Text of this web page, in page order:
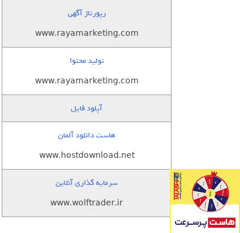
رپورتاژ آگهی
www.rayamarketing.com
تولید محتوا
www.rayamarketing.com
آپلود فایل
هاست دانلود آلمان
www.hostdownload.net
سرمایه گذاری آنلاین
www.wolftrader.ir